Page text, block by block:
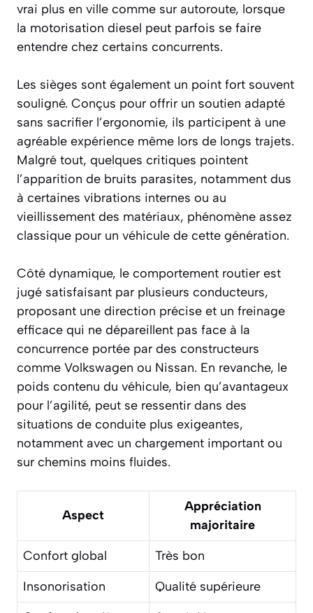
vrai plus en ville comme sur autoroute, lorsque
la motorisation diesel peut parfois se faire
entendre chez certains concurrents.
Les sièges sont également un point fort souvent
souligné. Conçus pour offrir un soutien adapté
sans sacrifier l’ergonomie, ils participent à une
agréable expérience même lors de longs trajets.
Malgré tout, quelques critiques pointent
l’apparition de bruits parasites, notamment dus
à certaines vibrations internes ou au
vieillissement des matériaux, phénomène assez
classique pour un véhicule de cette génération.
Côté dynamique, le comportement routier est
jugé satisfaisant par plusieurs conducteurs,
proposant une direction précise et un freinage
efficace qui ne dépareillent pas face à la
concurrence portée par des constructeurs
comme Volkswagen ou Nissan. En revanche, le
poids contenu du véhicule, bien qu’avantageux
pour l’agilité, peut se ressentir dans des
situations de conduite plus exigeantes,
notamment avec un chargement important ou
sur chemins moins fluides.
Aspect
Appréciation
majoritaire
Confort global
Très bon
Insonorisation
Qualité supérieure